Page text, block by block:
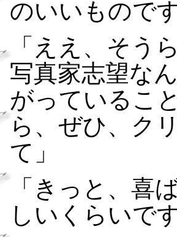
のいいもので
「ええ、そう
写真家志望な
がっているこ
ら、ぜひ、ク
て」
「きっと、喜
しいくらいで